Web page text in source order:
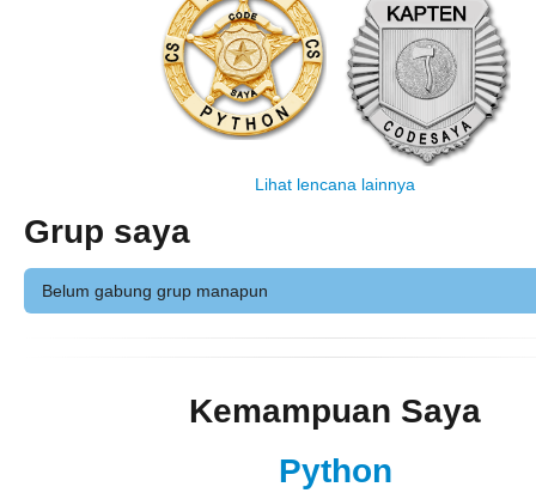
Lihat lencana lainnya
Grup saya
Belum gabung grup manapun
Kemampuan Saya
Python